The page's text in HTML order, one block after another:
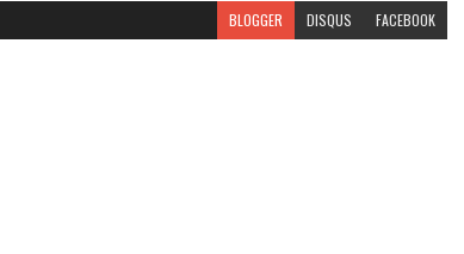
BLOGGER DISQUS FACEBOOK